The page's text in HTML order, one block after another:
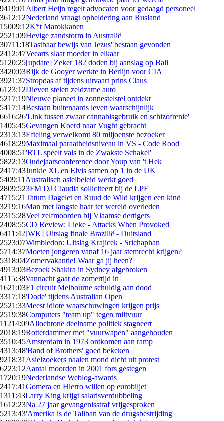
9419:01 Albert Heijn regelt advocaten voor gedaagd personeel
3612:12Nederland vraagt opheldering aan Rusland
15009:12K*t Marokkanen
2521:09Hevige zandstorm in Australië
30711:18Tastbaar bewijs van Jezus' bestaan gevonden
2412:47Veearts slaat moeder in elkaar
51 20:25[update] Zeker 182 doden bij aanslag op Bali
3420:03Rijk de Gooyer werkte in Berlijn voor CIA
3921:37Stropdas af tijdens uitvaart prins Claus
61 23:12Dieven stelen zeldzame auto
5217:19Nieuwe planeet in zonnestelstel ontdekt
5417:14Bestaan buitenaards leven waarschijnlijk
6616:26'Link tussen zwaar cannabisgebruik en schizofrenie'
1405:45Gevangen Koerd naar Vught gebracht
2313:13Efteling verwelkomt 80 miljoenste bezoeker
4618:29Maximaal paraatheidsniveau in VS - Code Rood
4008:51'RTL speelt vals in de Zwakste Schakel'
5822:13Oudejaarsconference door Youp van 't Hek
2417:43Junkie XL en Elvis samen op 1 in de UK
5409:11 Australisch asielbeleid werkt goed
2809:523FM DJ Claudia solliciteert bij de LPF
4715:21Tatum Dagelet en Ruud de Wild krijgen een kind
3219:16Man met langste haar ter wereld overleden
2315:28Veel zelfmoorden bij Vlaamse dertigers
2408:55CD Review: Lieke - Attacks When Provoked
6411:42[WK] Uitslag finale Brazilië - Duitsland
2523:07Wimbledon: Uitslag Krajicek - Srichaphan
5714:37Moeten jongeren vanaf 16 jaar stemrecht krijgen?
5318:04Zomervakantie! Waar ga jij heen?
4913:03Bezoek Shakira in Sydney afgebroken
4115:38Vannacht gaat de zomertijd in
1621:03F1 circuit Melbourne schuldig aan dood
3317:18'Dode' tijdens Australian Open
2521:33Meest idiote waarschuwingen krijgen prijs
2519:38Computers "team up" tegen miltvuur
11214:09Allochtone deelname politiek stagneert
2018:19Rotterdammer met "vuurwapen" aangehouden
3510:45Amsterdam in 1973 ontkomen aan ramp
4313:48'Band of Brothers' goed bekeken
9218:31 Asielzoekers naaien mond dicht uit protest
6223:12Aantal moorden in 2001 fors gestegen
1720:19Nederlandse Weblog-awards
2417:41Gomera en Hierro willen op eurobiljet
1311:43Larry King krijgt salarisverdubbeling
1612:23Na 27 jaar gevangenisstraf vrijgesproken
5213:43'Amerika is de Taliban van de drugsbestrijding'